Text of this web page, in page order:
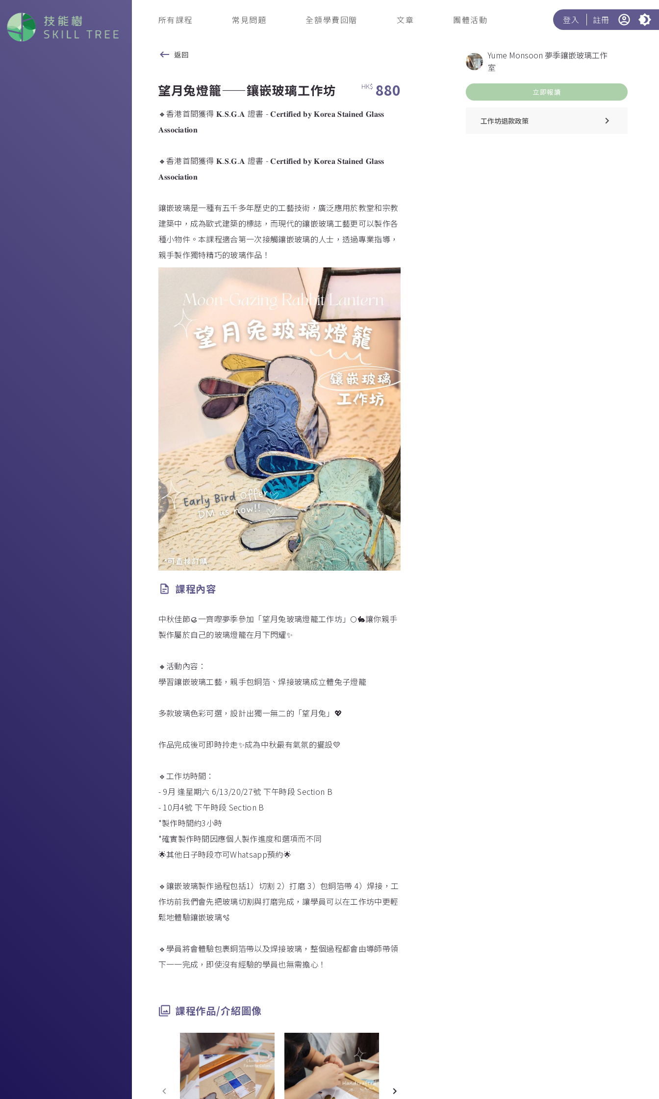
所有課程 常見問題 全額學費回贈 文章 團體活動 登入 註冊
返回
望月兔燈籠——鑲嵌玻璃工作坊 HK$ 880
🔸香港首間獲得 𝐊.𝐒.𝐆.𝐀 證書 - 𝐂𝐞𝐫𝐭𝐢𝐟𝐢𝐞𝐝 𝐛𝐲 𝐊𝐨𝐫𝐞𝐚 𝐒𝐭𝐚𝐢𝐧𝐞𝐝 𝐆𝐥𝐚𝐬𝐬
𝐀𝐬𝐬𝐨𝐜𝐢𝐚𝐭𝐢𝐨𝐧
🔸香港首間獲得 𝐊.𝐒.𝐆.𝐀 證書 - 𝐂𝐞𝐫𝐭𝐢𝐟𝐢𝐞𝐝 𝐛𝐲 𝐊𝐨𝐫𝐞𝐚 𝐒𝐭𝐚𝐢𝐧𝐞𝐝 𝐆𝐥𝐚𝐬𝐬
𝐀𝐬𝐬𝐨𝐜𝐢𝐚𝐭𝐢𝐨𝐧
鑲嵌玻璃是一種有五千多年歷史的工藝技術，廣泛應用於教堂和宗教
建築中，成為歐式建築的標誌，而現代的鑲嵌玻璃工藝更可以製作各
種小物件。本課程適合第一次接觸鑲嵌玻璃的人士，透過專業指導，
親手製作獨特精巧的玻璃作品！
課程內容
中秋佳節🥮一齊嚟夢季參加「望月兔玻璃燈籠工作坊」🌕🐇讓你親手
製作屬於自己的玻璃燈籠在月下閃耀✨
🔸活動內容：
學習鑲嵌玻璃工藝，親手包銅箔、焊接玻璃成立體兔子燈籠
多款玻璃色彩可選，設計出獨一無二的「望月兔」💖
作品完成後可即時拎走✨成為中秋最有氣氛的擺設💛
🔹工作坊時間：
- 9月 逢星期六 6/13/20/27號 下午時段 Section B
- 10月4號 下午時段 Section B
*製作時間約3小時
*確實製作時間因應個人製作進度和選項而不同
🌟其他日子時段亦可Whatsapp預約🌟
🔹鑲嵌玻璃製作過程包括1）切割 2）打磨 3）包銅箔帶 4）焊接，工
作坊前我們會先把玻璃切割與打磨完成，讓學員可以在工作坊中更輕
鬆地體驗鑲嵌玻璃🫧
🔹學員將會體驗包裹銅箔帶以及焊接玻璃，整個過程都會由導師帶領
下一一完成，即使沒有經驗的學員也無需擔心！
課程作品/介紹圖像
Yume Monsoon 夢季鑲嵌玻璃工作
室
立即報讀
工作坊退款政策